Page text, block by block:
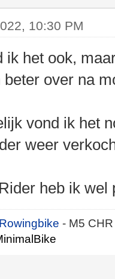
10:30 PM
ik het ook,
beter over na
vond ik het
weer
heb ik wel
- M5